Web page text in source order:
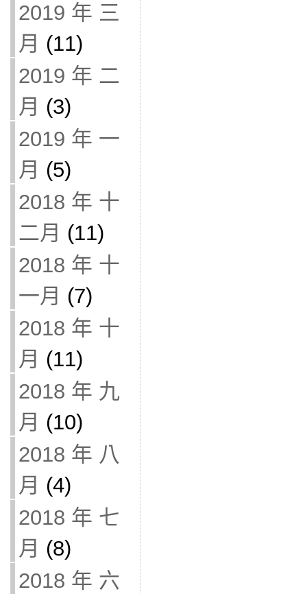
2019 年 三
月 (11)
2019 年 二
月 (3)
2019 年 一
月 (5)
2018 年 十
二月 (11)
2018 年 十
一月 (7)
2018 年 十
月 (11)
2018 年 九
月 (10)
2018 年 八
月 (4)
2018 年 七
月 (8)
2018 年 六